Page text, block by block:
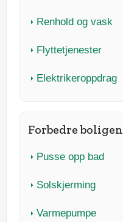
Renhold og vask
Flyttetjenester
Elektrikeroppdrag
Forbedre boligen
Pusse opp bad
Solskjerming
Varmepumpe